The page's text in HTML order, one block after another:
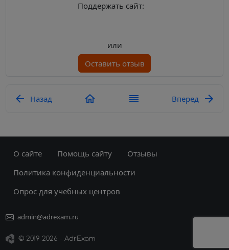
Поддержать сайт:
или
Оставить отзыв
Назад Вперед
О сайте Помощь сайту
Отзывы
Политика конфиденциальности
Опрос для учебных центров
© 2019-2026 - AdrExam
admin@adrexam.ru